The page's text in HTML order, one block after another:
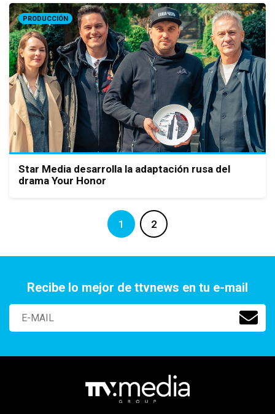
PRODUCCIÓN
Star Media desarrolla la adaptación rusa del
drama Your Honor
1 2
Recibe lo mejor de ttvnews en tu e-mail